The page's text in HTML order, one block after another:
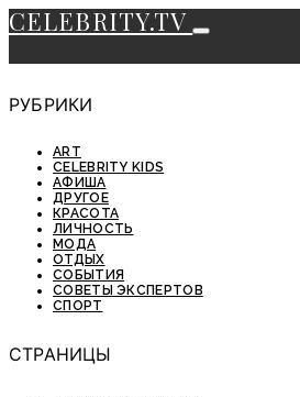
CELEBRITY.TV
РУБРИКИ
ART
CELEBRITY KIDS
АФИША
ДРУГОЕ
КРАСОТА
ЛИЧНОСТЬ
МОДА
ОТДЫХ
СОБЫТИЯ
СОВЕТЫ ЭКСПЕРТОВ
СПОРТ
СТРАНИЦЫ